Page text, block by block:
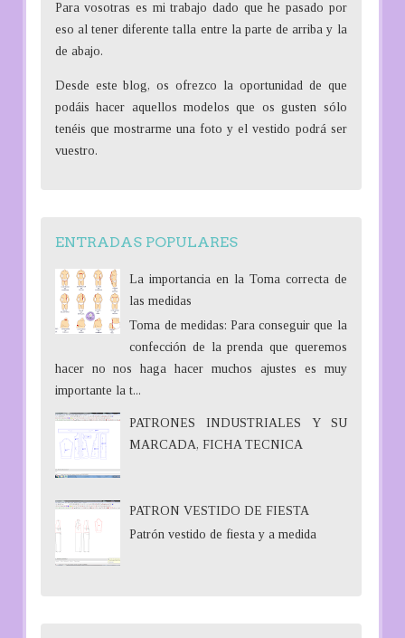
Para vosotras es mi trabajo dado que he pasado por
eso al tener diferente talla entre la parte de arriba y la
de abajo.
Desde este blog, os ofrezco la oportunidad de que
podáis hacer aquellos modelos que os gusten sólo
tenéis que mostrarme una foto y el vestido podrá ser
vuestro.
ENTRADAS POPULARES
La importancia en la Toma correcta de
las medidas
Toma de medidas: Para conseguir que la
confección de la prenda que queremos
hacer no nos haga hacer muchos ajustes es muy
importante la t...
PATRONES INDUSTRIALES Y SU
MARCADA, FICHA TECNICA
PATRON VESTIDO DE FIESTA
Patrón vestido de fiesta y a medida